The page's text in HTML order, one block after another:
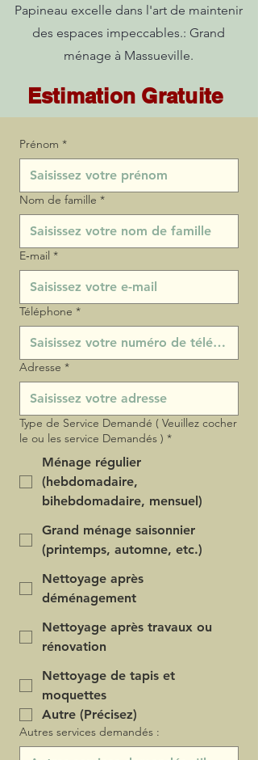
Papineau excelle dans l'art de maintenir
des espaces impeccables.: Grand
ménage à Massueville.
Estimation Gratuite
Prénom *
Nom de famille *
E‑mail *
Téléphone *
Adresse *
Type de Service Demandé ( Veuillez cocher
le ou les service Demandés ) *
Ménage régulier
(hebdomadaire,
bihebdomadaire, mensuel)
Grand ménage saisonnier
(printemps, automne, etc.)
Nettoyage après
déménagement
Nettoyage après travaux ou
rénovation
Nettoyage de tapis et
moquettes
Autre (Précisez)
Autres services demandés :